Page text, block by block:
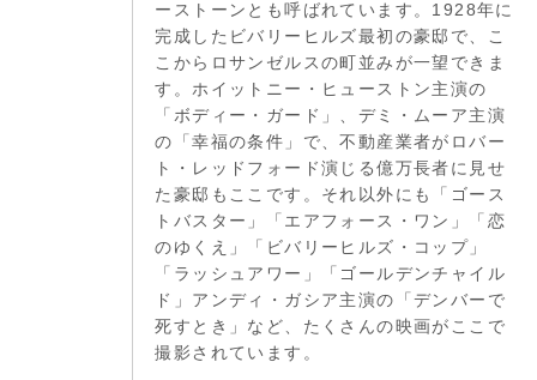
ーストーンとも呼ばれています。1928年に
完成したビバリーヒルズ最初の豪邸で、こ
こからロサンゼルスの町並みが一望できま
す。ホイットニー・ヒューストン主演の
「ボディー・ガード」、デミ・ムーア主演
の「幸福の条件」で、不動産業者がロバー
ト・レッドフォード演じる億万長者に見せ
た豪邸もここです。それ以外にも「ゴース
トバスター」「エアフォース・ワン」「恋
のゆくえ」「ビバリーヒルズ・コップ」
「ラッシュアワー」「ゴールデンチャイル
ド」アンディ・ガシア主演の「デンバーで
死すとき」など、たくさんの映画がここで
撮影されています。